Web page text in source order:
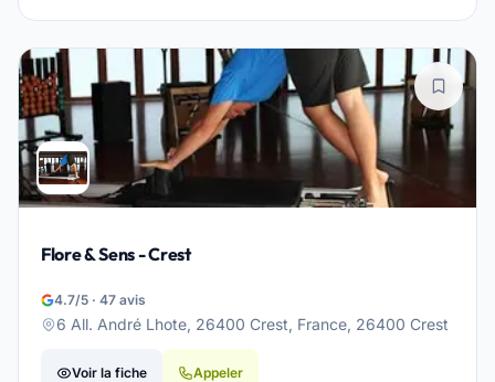
Flore & Sens - Crest
4.7/5 · 47 avis
6 All. André Lhote, 26400 Crest, France, 26400 Crest
Voir la fiche Appeler